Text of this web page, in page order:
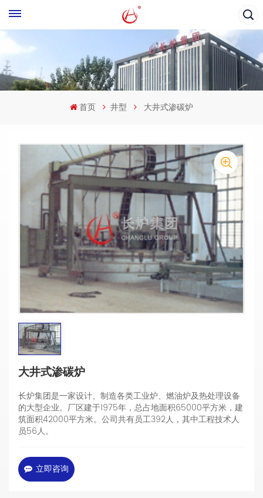
首页 井型 大井式渗碳炉
大井式渗碳炉
长炉集团是一家设计、制造各类工业炉、燃油炉及热处理设备
的大型企业。厂区建于1975年，总占地面积65000平方米，建
筑面积42000平方米。公司共有员工392人，其中工程技术人
员56人。
立即咨询